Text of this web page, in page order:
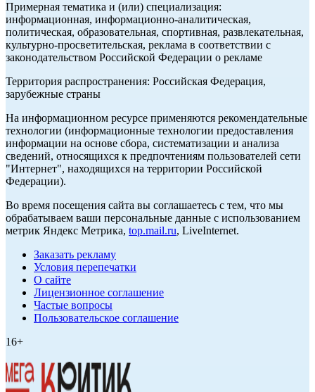
Примерная тематика и (или) специализация:
информационная, информационно-аналитическая,
политическая, образовательная, спортивная, развлекательная,
культурно-просветительская, реклама в соответствии с
законодательством Российской Федерации о рекламе
Территория распространения: Российская Федерация,
зарубежные страны
На информационном ресурсе применяются рекомендательные
технологии (информационные технологии предоставления
информации на основе сбора, систематизации и анализа
сведений, относящихся к предпочтениям пользователей сети
"Интернет", находящихся на территории Российской
Федерации).
Во время посещения сайта вы соглашаетесь с тем, что мы
обрабатываем ваши персональные данные с использованием
метрик Яндекс Метрика, top.mail.ru, LiveInternet.
Заказать рекламу
Условия перепечатки
О сайте
Лицензионное соглашение
Частые вопросы
Пользовательское соглашение
16+